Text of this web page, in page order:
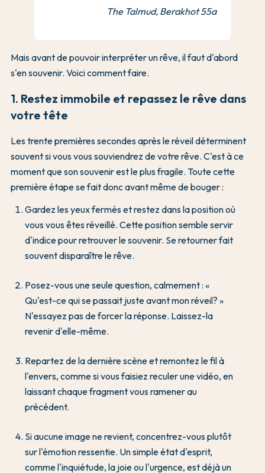
The Talmud, Berakhot 55a
Mais avant de pouvoir interpréter un rêve, il faut d'abord
s'en souvenir. Voici comment faire.
1. Restez immobile et repassez le rêve dans
votre tête
Les trente premières secondes après le réveil déterminent
souvent si vous vous souviendrez de votre rêve. C'est à ce
moment que son souvenir est le plus fragile. Toute cette
première étape se fait donc avant même de bouger :
Gardez les yeux fermés et restez dans la position où
vous vous êtes réveillé. Cette position semble servir
d'indice pour retrouver le souvenir. Se retourner fait
souvent disparaître le rêve.
Posez-vous une seule question, calmement : «
Qu'est-ce qui se passait juste avant mon réveil? »
N'essayez pas de forcer la réponse. Laissez-la
revenir d'elle-même.
Repartez de la dernière scène et remontez le fil à
l'envers, comme si vous faisiez reculer une vidéo, en
laissant chaque fragment vous ramener au
précédent.
Si aucune image ne revient, concentrez-vous plutôt
sur l'émotion ressentie. Un simple état d'esprit,
comme l'inquiétude, la joie ou l'urgence, est déjà un